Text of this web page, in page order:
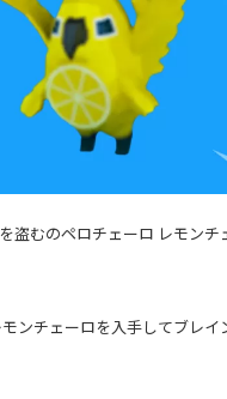
盗むのペロチェーロ レモンチ
ンチェーロを入手してブレイ